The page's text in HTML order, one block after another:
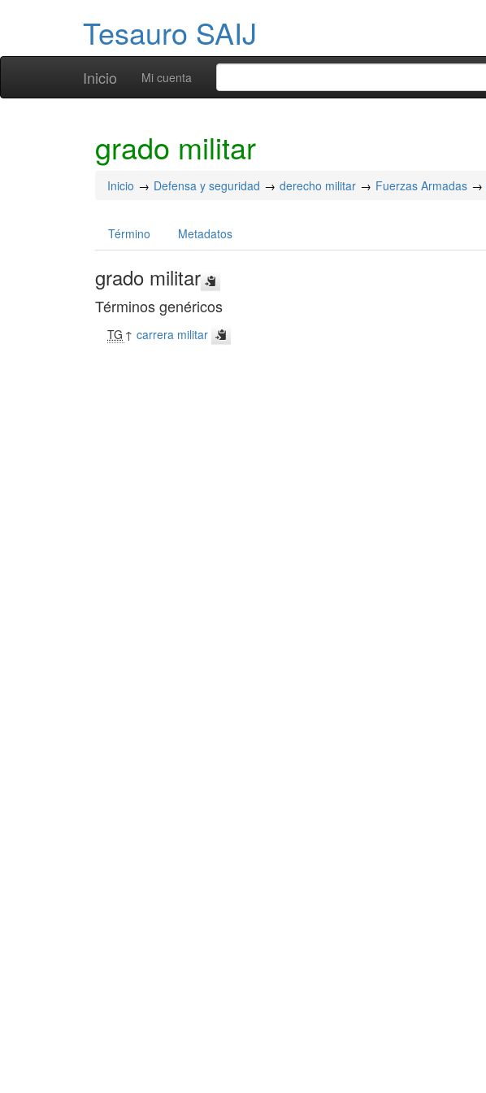
Tesauro SAIJ
Inicio Mi cuenta
grado militar
Inicio Defensa y seguridad derecho militar Fuerzas Armadas
Término Metadatos
grado militar
Términos genéricos
TG ↑carrera militar